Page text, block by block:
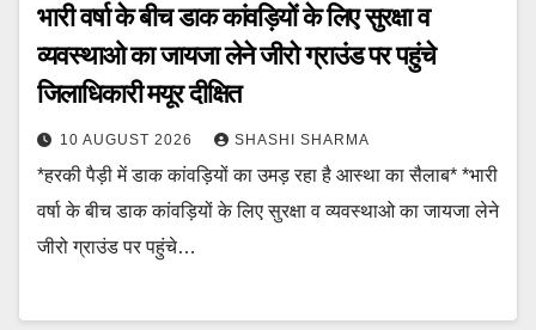
भारी वर्षा के बीच डाक कांवड़ियों के लिए सुरक्षा व
व्यवस्थाओ का जायजा लेने जीरो ग्राउंड पर पहुंचे
जिलाधिकारी मयूर दीक्षित
10 AUGUST 2026 SHASHI SHARMA
*हरकी पैड़ी में डाक कांवड़ियों का उमड़ रहा है आस्था का सैलाब* *भारी
वर्षा के बीच डाक कांवड़ियों के लिए सुरक्षा व व्यवस्थाओ का जायजा लेने
जीरो ग्राउंड पर पहुंचे…